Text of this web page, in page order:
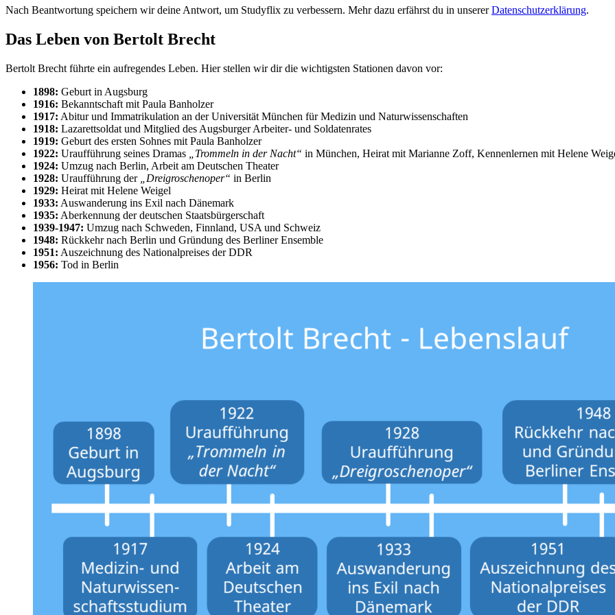
Nach Beantwortung speichern wir deine Antwort, um Studyflix zu verbessern. Mehr dazu erfährst du in unsererDatenschutzerklärung.
Das Leben von Bertolt Brecht
Bertolt Brecht führte ein aufregendes Leben. Hier stellen wir dir die wichtigsten Stationen davon vor:
1898: Geburt in Augsburg
1916: Bekanntschaft mit Paula Banholzer
1917: Abitur und Immatrikulation an der Universität München für Medizin und Naturwissenschaften
1918: Lazarettsoldat und Mitglied des Augsburger Arbeiter- und Soldatenrates
1919: Geburt des ersten Sohnes mit Paula Banholzer
1922: Uraufführung seines Dramas „Trommeln in der Nacht“ in München, Heirat mit Marianne Zoff, Kennenlernen mit Helene
1924: Umzug nach Berlin, Arbeit am Deutschen Theater
1928: Uraufführung der „Dreigroschenoper“ in Berlin
1929: Heirat mit Helene Weigel
1933: Auswanderung ins Exil nach Dänemark
1935: Aberkennung der deutschen Staatsbürgerschaft
1939-1947: Umzug nach Schweden, Finnland, USA und Schweiz
1948: Rückkehr nach Berlin und Gründung des Berliner Ensemble
1951: Auszeichnung des Nationalpreises der DDR
1956: Tod in Berlin